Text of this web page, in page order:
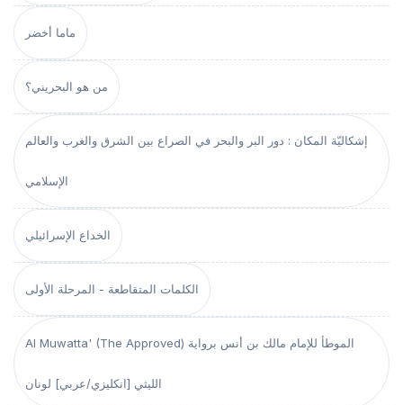
ماما أخضر
من هو البحريني؟
إشكاليّة المكان : دور البر والبحر في الصراع بين الشرق والغرب والعالم
الإسلامي
الخداع الإسرائيلي
الكلمات المتقاطعة - المرحلة الأولى
Al Muwatta' (The Approved) الموطأ للإمام مالك بن أنس برواية
الليثي [انكليزي/عربي] لونان